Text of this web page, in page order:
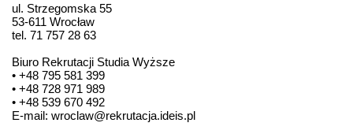
ul. Strzegomska 55
53-611 Wrocław
tel. 71 757 28 63
Biuro Rekrutacji Studia Wyższe
• +48 795 581 399
• +48 728 971 989
• +48 539 670 492
E-mail: wroclaw@rekrutacja.ideis.pl